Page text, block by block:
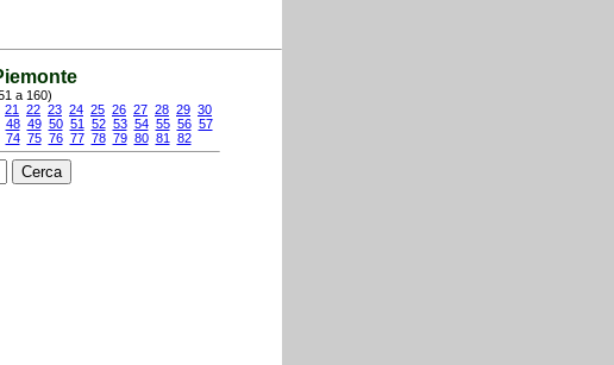
a 160)
21 22 23 24 25 26 27 28 29 30
48 49 50 51 52 53 54 55 56 57
74 75 76 77 78 79 80 81 82